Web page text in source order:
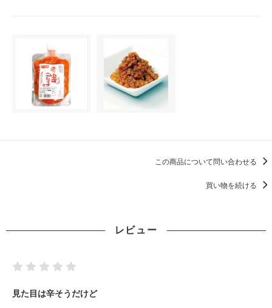
この商品について問い合わせる
買い物を続ける
レビュー
見た目は辛そうだけど